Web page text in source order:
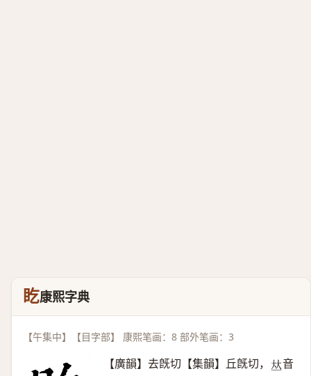
盵康熙字典
【午集中】【目字部】 康熙笔画：8 部外笔画：3
【廣韻】去旣切【集韻】丘旣切， 𠀤音